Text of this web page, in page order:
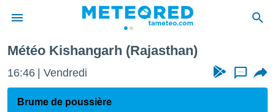
de
Météo Kishangarh (Rajasthan)
16:46 Vendredi ...
Brume de poussière